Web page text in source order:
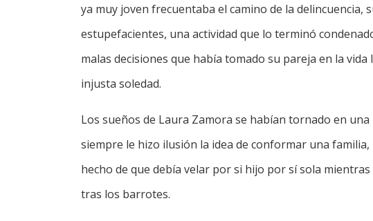
ya muy joven frecuentaba el camino de la delincuencia,
estupefacientes, una actividad que lo terminó
malas decisiones que había tomado su pareja en la
injusta soledad.
Los sueños de Laura Zamora se habían tornado en
siempre le hizo ilusión la idea de conformar una
hecho de que debía velar por si hijo por sí sola
tras los barrotes.